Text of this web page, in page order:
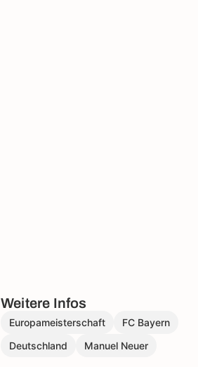
Weitere Infos
Europameisterschaft
FC Bayern
Deutschland
Manuel Neuer